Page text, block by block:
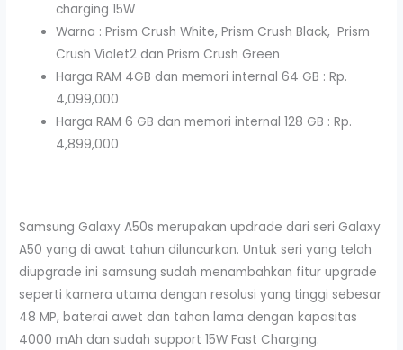
charging 15W
Warna : Prism Crush White, Prism Crush Black, Prism
Crush Violet2 dan Prism Crush Green
Harga RAM 4GB dan memori internal 64 GB : Rp.
4,099,000
Harga RAM 6 GB dan memori internal 128 GB : Rp.
4,899,000
Samsung Galaxy A50s merupakan updrade dari seri Galaxy
A50 yang di awat tahun diluncurkan. Untuk seri yang telah
diupgrade ini samsung sudah menambahkan fitur upgrade
seperti kamera utama dengan resolusi yang tinggi sebesar
48 MP, baterai awet dan tahan lama dengan kapasitas
4000 mAh dan sudah support 15W Fast Charging.